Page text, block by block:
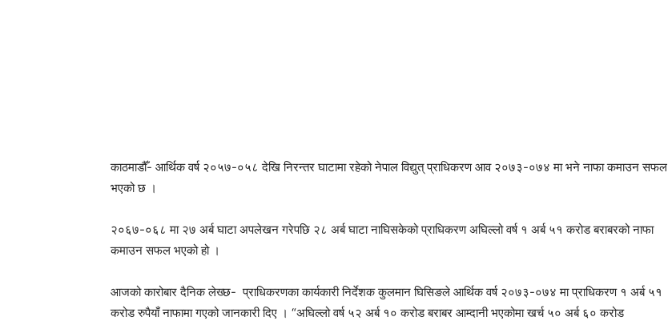
काठमाडौँ- आर्थिक वर्ष २०५७-०५८ देखि निरन्तर घाटामा रहेको नेपाल विद्युत् प्राधिकरण आव २०७३-०७४ मा भने नाफा कमाउन सफल
भएको छ ।
२०६७-०६८ मा २७ अर्ब घाटा अपलेखन गरेपछि २८ अर्ब घाटा नाघिसकेको प्राधिकरण अघिल्लो वर्ष १ अर्ब ५१ करोड बराबरको नाफा
कमाउन सफल भएको हो ।
आजको कारोबार दैनिक लेख्छ- प्राधिकरणका कार्यकारी निर्देशक कुलमान घिसिङले आर्थिक वर्ष २०७३-०७४ मा प्राधिकरण १ अर्ब ५१
करोड रुपैयाँ नाफामा गएको जानकारी दिए । “अघिल्लो वर्ष ५२ अर्ब १० करोड बराबर आम्दानी भएकोमा खर्च ५० अर्ब ६० करोड